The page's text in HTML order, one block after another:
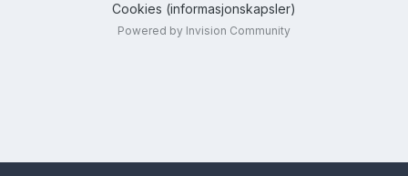
Cookies (informasjonskapsler)
Powered by Invision Community